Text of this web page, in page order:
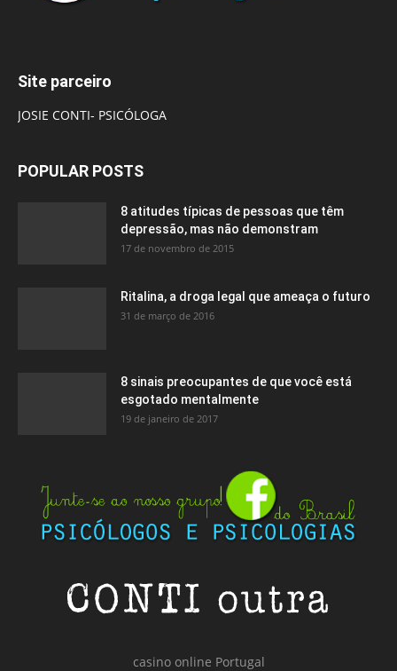
Site parceiro
JOSIE CONTI- PSICÓLOGA
POPULAR POSTS
8 atitudes típicas de pessoas que têm
depressão, mas não demonstram
17 de novembro de 2015
Ritalina, a droga legal que ameaça o futuro
31 de março de 2016
8 sinais preocupantes de que você está
esgotado mentalmente
19 de janeiro de 2017
casino online Portugal